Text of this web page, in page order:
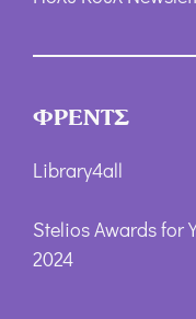
ΦΡΕΝΤΣ
Library4all
Stelios Awards for
2024